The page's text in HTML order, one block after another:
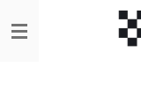
direct